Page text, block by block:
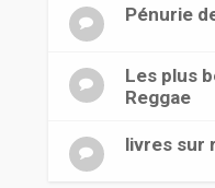
Pénurie
Les plus
Reggae
livres sur